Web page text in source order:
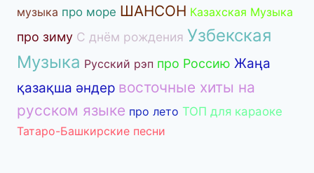
музыка про море ШАНСОН Казахская Музыка
про зиму С днём рождения Узбекская
Музыка Русский рэп про Россию Жаңа
қазақша әндер восточные хиты на
русском языке про лето ТОП для караоке
Татаро-Башкирские песни